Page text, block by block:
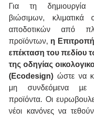
Για τη δημιουργία
βιώσιμων, κλιματικά
αποδοτικών από
προϊόντων, η Επιτροπή
επέκταση του πεδίου
της οδηγίας
(Ecodesign) ώστε να
μη συνδεόμενα µε
προϊόντα. Οι
νέοι κανόνες να